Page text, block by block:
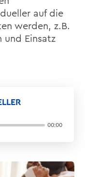
auf die
werden, z.B.
und Einsatz
00:00